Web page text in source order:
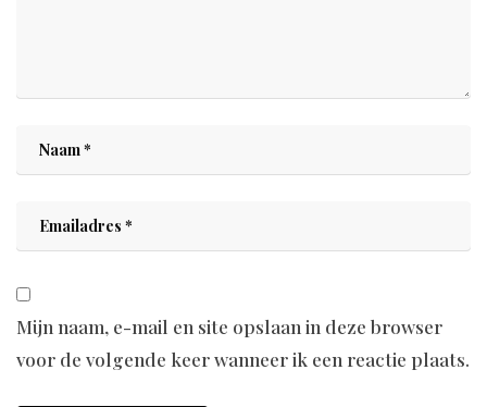
Mijn naam, e-mail en site opslaan in deze browser
voor de volgende keer wanneer ik een reactie plaats.